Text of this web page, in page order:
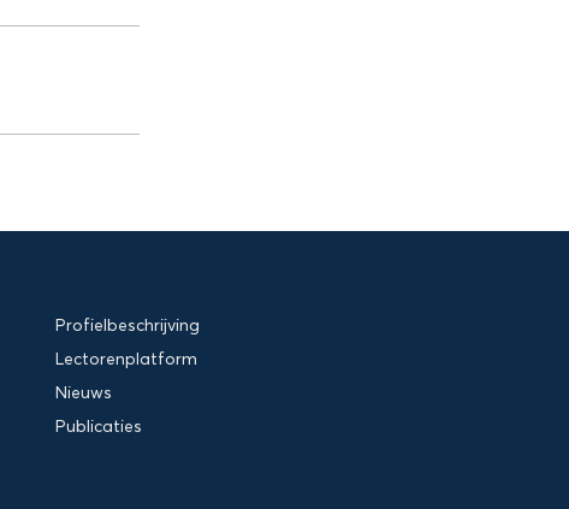
Profielbeschrijving
Lectorenplatform
Nieuws
Publicaties